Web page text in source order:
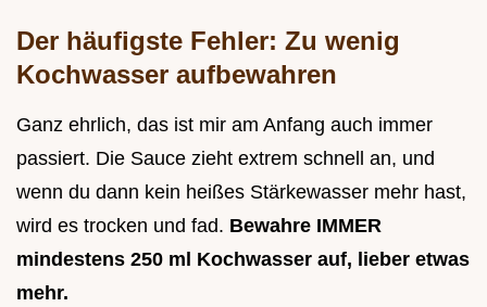
Der häufigste Fehler: Zu wenig
Kochwasser aufbewahren
Ganz ehrlich, das ist mir am Anfang auch immer
passiert. Die Sauce zieht extrem schnell an, und
wenn du dann kein heißes Stärkewasser mehr hast,
wird es trocken und fad. Bewahre IMMER
mindestens 250 ml Kochwasser auf, lieber etwas
mehr.